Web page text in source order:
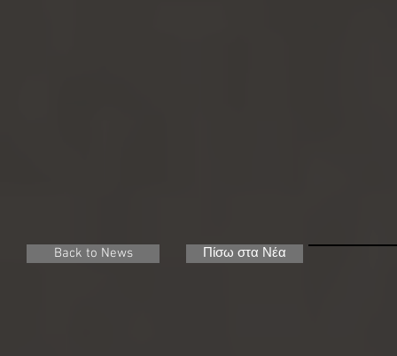
Back to News Πίσω στα Νέα